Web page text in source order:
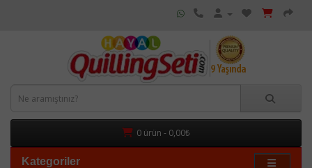
0 ürün - 0,00₺
Kategoriler